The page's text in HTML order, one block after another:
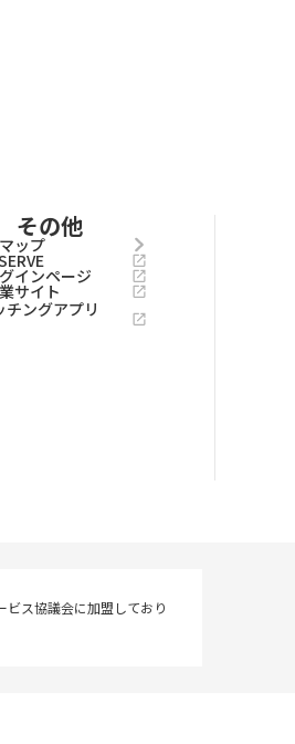
その他
ップ
インページ
サイト
チングアプリ
ビス協議会に加盟しており